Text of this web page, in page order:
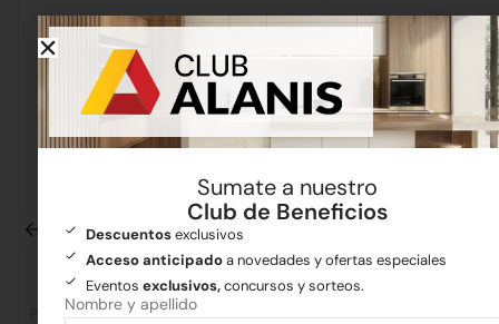
Pisos y revestimientos Pisos y revestimientos
Sumate a nuestro
Club de Beneficios
Descuentosexclusivos
Acceso anticipadoa novedades y ofertas especiales
Eventos exclusivos,concursos y sorteos.
Nombre y apellido